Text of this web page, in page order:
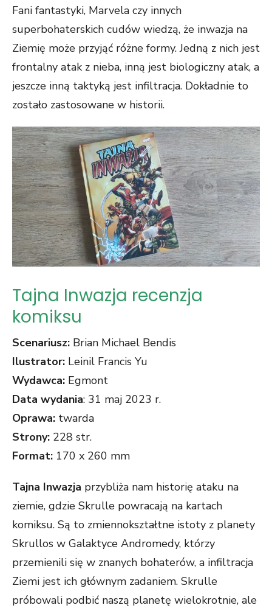
Fani fantastyki, Marvela czy innych
superbohaterskich cudów wiedzą, że inwazja na
Ziemię może przyjąć różne formy. Jedną z nich jest
frontalny atak z nieba, inną jest biologiczny atak, a
jeszcze inną taktyką jest infiltracja. Dokładnie to
zostało zastosowane w historii.
Tajna Inwazja recenzja
komiksu
Scenariusz: Brian Michael Bendis
Ilustrator: Leinil Francis Yu
Wydawca: Egmont
Data wydania: 31 maj 2023 r.
Oprawa: twarda
Strony: 228 str.
Format: 170 x 260 mm
Tajna Inwazja przybliża nam historię ataku na
ziemie, gdzie Skrulle powracają na kartach
komiksu. Są to zmiennokształtne istoty z planety
Skrullos w Galaktyce Andromedy, którzy
przemienili się w znanych bohaterów, a infiltracja
Ziemi jest ich głównym zadaniem. Skrulle
próbowali podbić naszą planetę wielokrotnie, ale